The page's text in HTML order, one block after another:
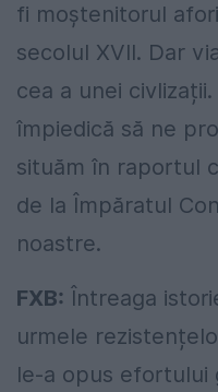
fi moștenitorul
secolul XVII. Dar
cea a unei
împiedică să ne
situăm în raportul
de la Împăratul
noastre.
FXB: Întreaga
urmele
le-a opus efortului